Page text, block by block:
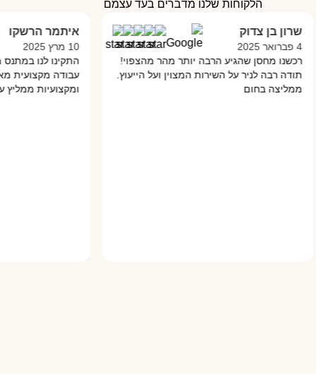
הלקוחות שלנו מדברים בעד עצמם
צדוק
שהגיע הרבה יותר מהר מהצפוי!
לניר על השירות המצוין ועל הייעוץ.
בחום
איתמר הרשקו
10 מרץ 2025
התקינו לנו במתנס מחסן
עבודה מקצועית מאוד והכל
ומקצועיות ממליץ עליהם